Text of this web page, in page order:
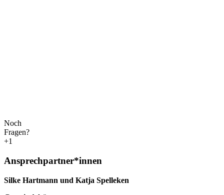
Noch
Fragen?
+1
Ansprechpartner*innen
Silke Hartmann und Katja Spelleken